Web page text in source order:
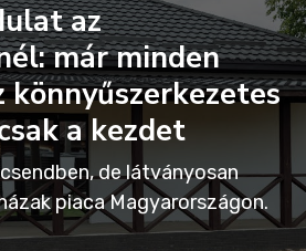
az
már minden
könnyűszerkezetes
a kezdet
de látványosan
piaca Magyarországon.